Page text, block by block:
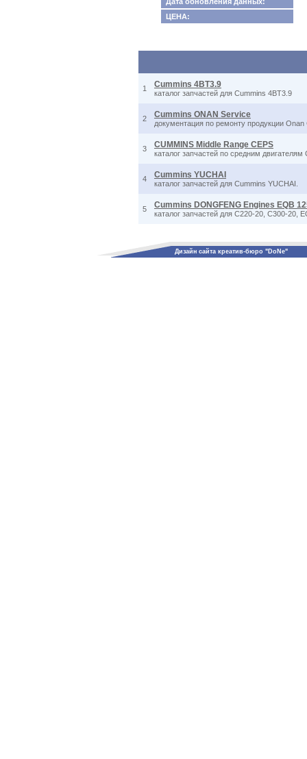
ЦЕНА:
1 Cummins 4BT3.9
каталог запчастей для Cummins 4BT3.9
2 Cummins ONAN Service
документация по ремонту продукции
3 CUMMINS Middle Range CEPS
каталог запчастей по средним двигателям
4 Cummins YUCHAI
каталог запчастей для Cummins YUCHAI.
5 Cummins DONGFENG Engines EQB
каталог запчастей для С220-20, С300-20,
Дизайн сайта креатив-бюро "DoNe"